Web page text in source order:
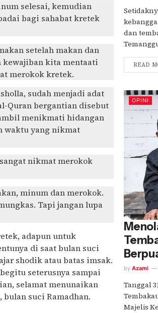
selesai, kemudian
bagi sahabat kretek
setelah makan dan
kewajiban kita mentaati
merokok kretek.
sudah menjadi adat
Quran bergantian disebut
menikmati hidangan
waktu yang nikmat
nikmat merokok
minum dan merokok.
Tapi jangan lupa
adapun untuk
di saat bulan suci
shodik atau batas imsak.
seterusnya sampai
selamat menunaikan
suci Ramadhan.
dan
READ
OPINI
by Azami
Tanggal
Majelis